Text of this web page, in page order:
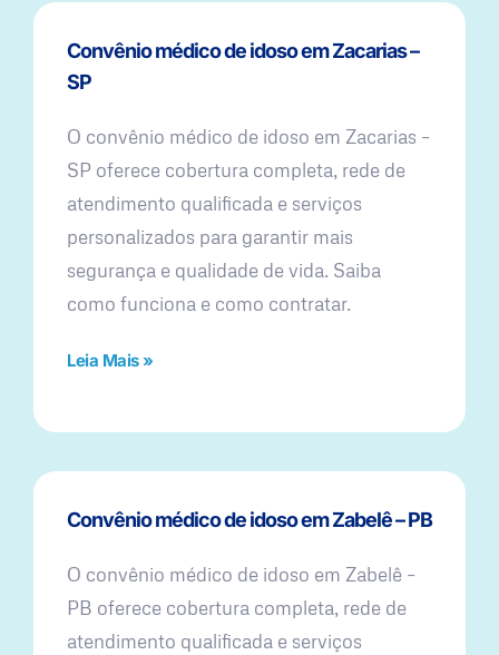
Convênio médico de idoso em Zacarias –
SP
O convênio médico de idoso em Zacarias –
SP oferece cobertura completa, rede de
atendimento qualificada e serviços
personalizados para garantir mais
segurança e qualidade de vida. Saiba
como funciona e como contratar.
Leia Mais »
Convênio médico de idoso em Zabelê – PB
O convênio médico de idoso em Zabelê –
PB oferece cobertura completa, rede de
atendimento qualificada e serviços